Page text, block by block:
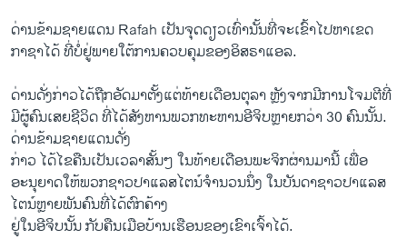
ດ່ານ​ຂ້າມ​ຊາຍ​ແດນ Rafah ​ເປັນ​ຈຸດ​ດຽວ​ເທົ່າ​ນັ້ນ​ທີ່​ຈະ​ເຂົ້າ​ໄປ​ຫາ​ເຂດ​
ກາຊາ​ໄດ້ ທີ່​ບໍ່​ຢູ່​ພາຍ​ໃຕ້​ການ​ຄວບ​ຄຸມ​ຂອງ​ອິສຣາ​ແອ​ລ.
ດ່ານ​ດັ່ງກ່າວ​ໄດ້​ຖືກ​ອັດ​ມາ​ຕັ້ງ​ແຕ່​ທ້າຍ​ເດືອນ​ຕຸລາ ຫຼັງ​ຈາກ​ມີ​ການ​ໂຈມ​ຕີ​ທີ່​
ມີ​ຜູ້​ຄົນ​ເສຍ​ຊີວິດ ທີ່​ໄດ້​ສັງຫານ​ພວກ​ທະຫານ​ອີ​ຈິບ​ຫຼາຍ​ກວ່າ 30 ຄົນ​ນັ້ນ.
ດ່ານ​ຂ້າມ​ຊາຍ​ແດນ​ດັ່ງ
ກ່າວ ​ໄດ້​ໄຂ​ຄືນ​ເປັນ​ເວລາ​ສັ້ນໆ ​ໃນ​ທ້າຍ​ເດືອນ​ພະຈິກ​ຜ່ານ​ມາ​ນີ້ ​ເພື່ອ​
ອະນຸຍາດ​ໃຫ້​ພວກ​ຊາວ​ປາ​ແລ​ສ​ໄຕ​ນ໌ຈຳນວນ​ນຶ່ງ ​ໃນ​ບັນດາຊາ​ວປາ​ແລ​ສ​
ໄຕ​ນ໌ຫຼາຍ​ພັນ​ຄົນ​ທີ່​ໄດ້​ຕົກ​ຄ້າງ​
ຢູ່​ໃນ​ອີ​ຈິບນັ້ນ ກັບ​ຄືນເມືອບ້ານ​ເຮືອນ​ຂອງ​ເຂົາ​ເຈົ້າ​ໄດ້.